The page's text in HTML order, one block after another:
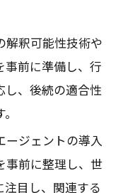
解釈可能性技術や
事前に準備し、行
し、後続の適合性
ージェントの導入
事前に整理し、世
目し、関連する